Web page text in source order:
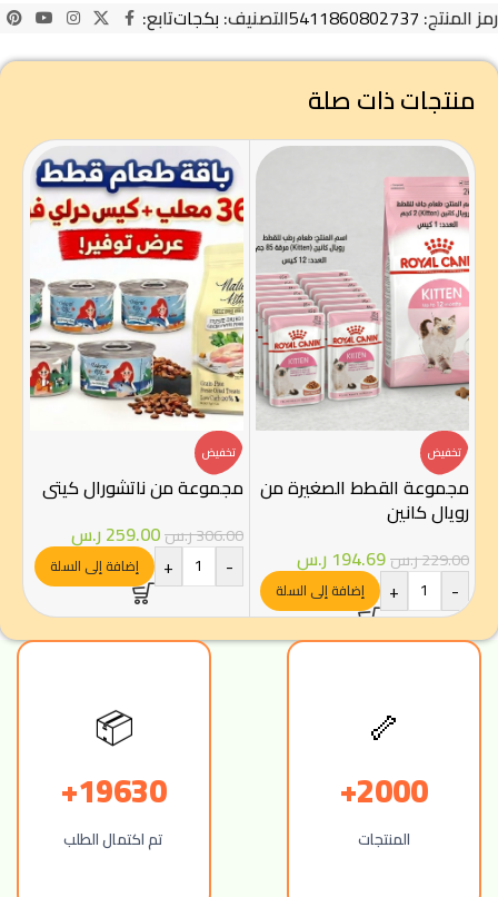
رمز المنتج: 5411860802737التصنيف: بكجاتتابع:
منتجات ذات صلة
تخفيض
مجموعة القطط الصغيرة من
رويال كانين
229.00ر.س194.69 ر.س
-
+ إضافة إلى السلة
تخفيض
مجموعة من ناتشورال كيتي
306.00ر.س259.00ر.س
-
+ إضافة إلى السلة
🦴
2000+
المنتجات
📦
19630+
تم اكتمال الطلب